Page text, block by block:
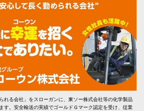
る会社」をスローガンに、東ソー株式会社等の化学製品
す。安全輸送の実績でゴールドＧマーク認定を受け、従業